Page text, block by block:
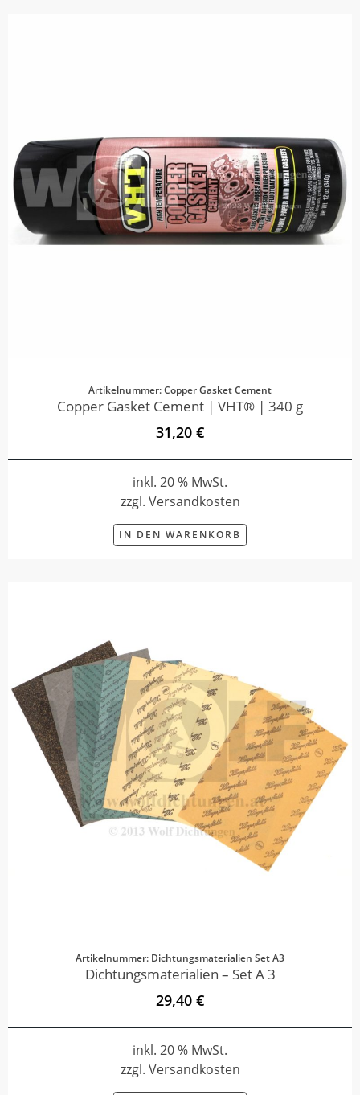
Artikelnummer: Copper Gasket Cement
Copper Gasket Cement | VHT® | 340 g
31,20 €
inkl. 20 % MwSt.
zzgl. Versandkosten
IN DEN WARENKORB
Artikelnummer: Dichtungsmaterialien Set A3
Dichtungsmaterialien – Set A 3
29,40 €
inkl. 20 % MwSt.
zzgl. Versandkosten